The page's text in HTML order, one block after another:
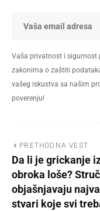
Vaša privatnost i sigurnost
zakonima o zaštiti
vašeg iskustva sa našim
poverenju!
PRETHODNA VEST
Da li je grickanje
obroka loše?
objašnjavaju
stvari koje svi